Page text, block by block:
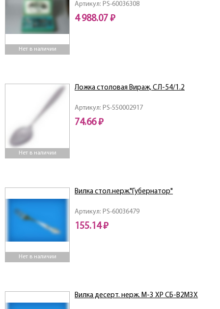
Нет в наличии
Артикул: PS-60036308
4 988.07 ₽
Нет в наличии
Артикул: PS-550002917
Ложка столовая Вираж, СЛ-54/1.2
74.66 ₽
Нет в наличии
Артикул: PS-60036479
Вилка стол.нерж."Губернатор"
155.14 ₽
Вилка десерт. нерж. М-3 ХР СБ-В2М3Х